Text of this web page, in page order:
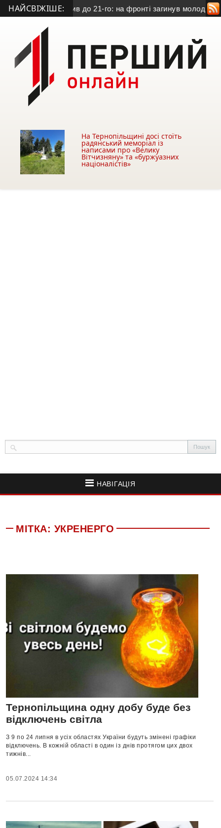
НАЙСВІЖІШЕ:
• Не дожив до 21-го: на фронті загинув молодий захисник
На Тернопільщині досі стоїть
радянський меморіал із
написами про «Велику
Вітчизняну» та «буржуазних
націоналістів»
НАВІГАЦІЯ
МІТКА: УКРЕНЕРГО
Тернопільщина одну добу буде без
відключень світла
З 9 по 24 липня в усіх областях України будуть змінені графіки
відключень. В кожній області в один із днів протягом цих двох
тижнів...
05.07.2024 14:34